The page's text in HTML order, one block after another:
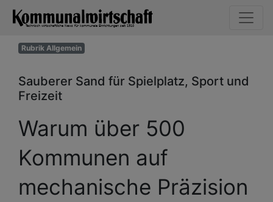
Rubrik Allgemein
Sauberer Sand für Spielplatz, Sport und
Freizeit
Warum über 500
Kommunen auf
mechanische Präzision